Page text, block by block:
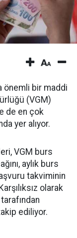
önemli bir maddi
(VGM)
de en çok
yer alıyor.
VGM burs
aylık burs
takviminin
olarak
ediliyor.